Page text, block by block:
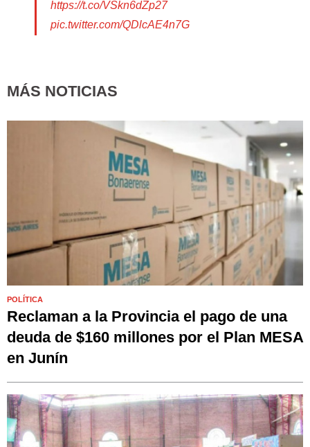
https://t.co/VSkn6dZp27
pic.twitter.com/QDlcAE4n7G
MÁS NOTICIAS
POLÍTICA
Reclaman a la Provincia el pago de una
deuda de $160 millones por el Plan MESA
en Junín